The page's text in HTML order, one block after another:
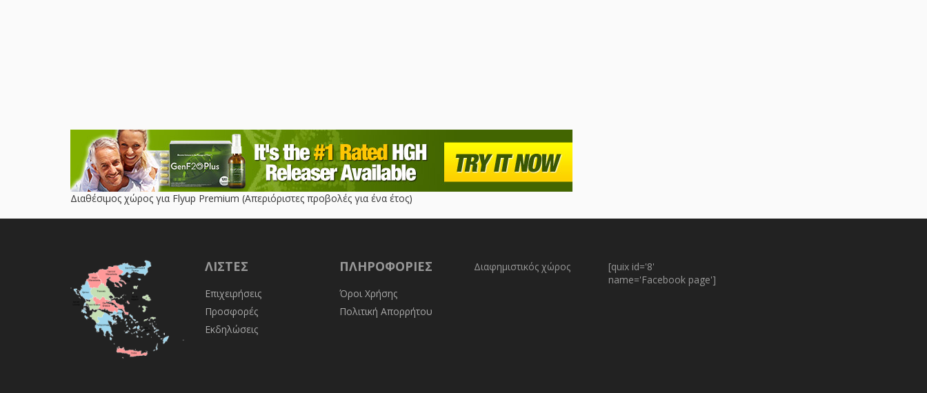
Διαθέσιμος χώρος για Flyup Premium (Απεριόριστες προβολές για ένα έτος)
ΛΊΣΤΕΣ
Επιχειρήσεις
Προσφορές
Εκδηλώσεις
ΠΛΗΡΟΦΟΡΊΕΣ
Όροι Χρήσης
Πολιτική Απορρήτου
Διαφημιστικός χώρος
[quix id='8'
name='Facebook page']